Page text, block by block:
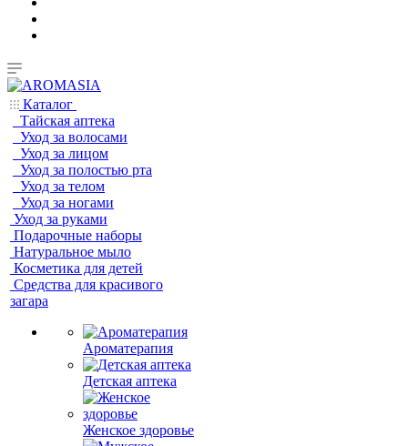
Каталог
Тайская аптека
Уход за волосами
Уход за лицом
Уход за полостью рта
Уход за телом
Уход за ногами
Уход за руками
Подарочные наборы
Натуральное мыло
Косметика для детей
Средства для красивого
загара
Ароматерапия
Детская аптека
Женское здоровье